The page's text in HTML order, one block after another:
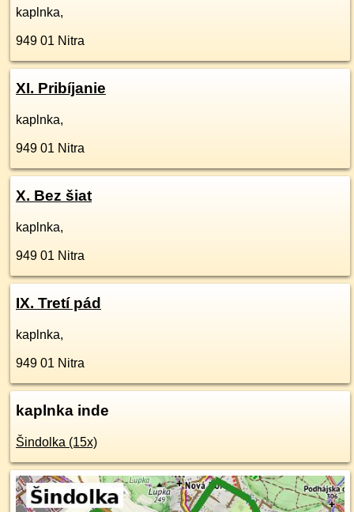
kaplnka,
949 01 Nitra
XI. Pribíjanie
kaplnka,
949 01 Nitra
X. Bez šiat
kaplnka,
949 01 Nitra
IX. Tretí pád
kaplnka,
949 01 Nitra
kaplnka inde
Šindolka (15x)